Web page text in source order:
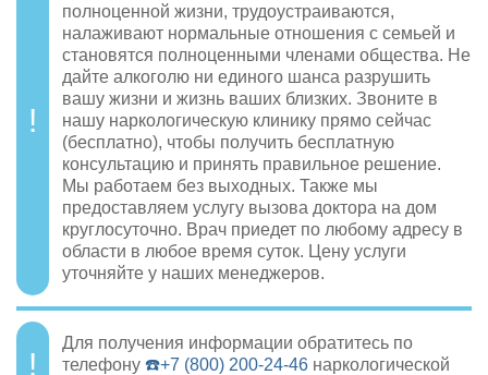
полноценной жизни, трудоустраиваются,
налаживают нормальные отношения с семьей и
становятся полноценными членами общества. Не
дайте алкоголю ни единого шанса разрушить
вашу жизни и жизнь ваших близких. Звоните в
нашу наркологическую клинику прямо сейчас
(бесплатно), чтобы получить бесплатную
консультацию и принять правильное решение.
Мы работаем без выходных. Также мы
предоставляем услугу вызова доктора на дом
круглосуточно. Врач приедет по любому адресу в
области в любое время суток. Цену услуги
уточняйте у наших менеджеров.
Для получения информации обратитесь по
телефону ☎️+7 (800) 200-24-46 наркологической